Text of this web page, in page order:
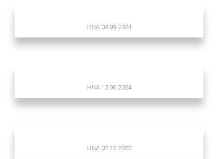
HNA 04.09.2024
HNA 12.06.2024
HNA 02.12.2023